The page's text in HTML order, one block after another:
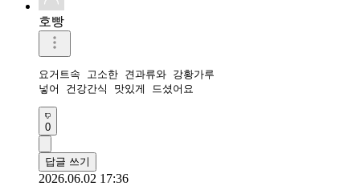
호빵
요거트속 고소한 견과류와 강황가루
넣어 건강간식 맛있게 드셨어요
0
답글 쓰기
2026.06.02 17:36